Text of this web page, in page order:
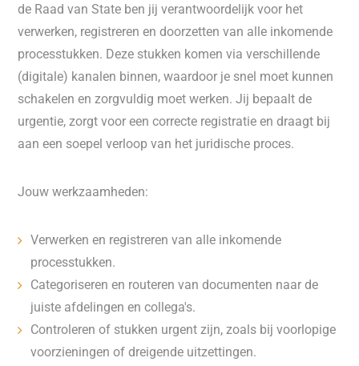
de Raad van State ben jij verantwoordelijk voor het
verwerken, registreren en doorzetten van alle inkomende
processtukken. Deze stukken komen via verschillende
(digitale) kanalen binnen, waardoor je snel moet kunnen
schakelen en zorgvuldig moet werken. Jij bepaalt de
urgentie, zorgt voor een correcte registratie en draagt bij
aan een soepel verloop van het juridische proces.
Jouw werkzaamheden:
Verwerken en registreren van alle inkomende
processtukken.
Categoriseren en routeren van documenten naar de
juiste afdelingen en collega's.
Controleren of stukken urgent zijn, zoals bij voorlopige
voorzieningen of dreigende uitzettingen.